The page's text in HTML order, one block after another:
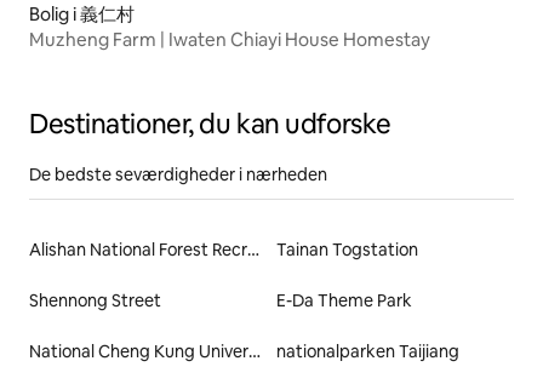
Bolig i 義仁村
Muzheng Farm | Iwaten Chiayi House Homestay
Destinationer, du kan udforske
De bedste seværdigheder i nærheden
Alishan National Forest Recreation Area Tainan Togstation
Shennong Street E-Da Theme Park
National Cheng Kung University-Kuan Fu Campus nationalparken Taijiang